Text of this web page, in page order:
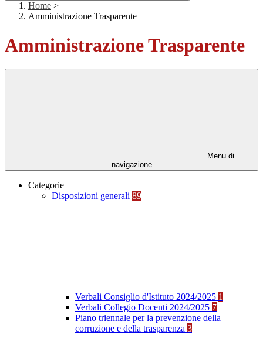
Home >
Amministrazione Trasparente
Amministrazione Trasparente
Menu di
navigazione
Categorie
Disposizioni generali 89
Verbali Consiglio d'Istituto 2024/2025 1
Verbali Collegio Docenti 2024/2025 7
Piano triennale per la prevenzione della
corruzione e della trasparenza 3